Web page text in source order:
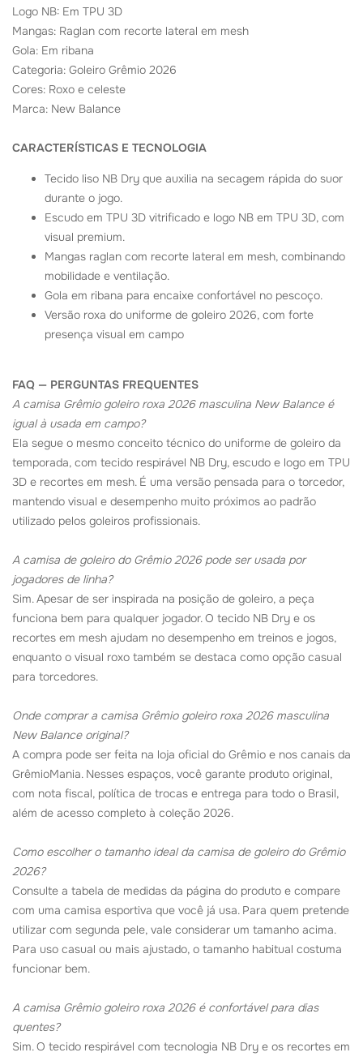
Logo NB: Em TPU 3D
Mangas: Raglan com recorte lateral em mesh
Gola: Em ribana
Categoria: Goleiro Grêmio 2026
Cores: Roxo e celeste
Marca: New Balance
CARACTERÍSTICAS E TECNOLOGIA
Tecido liso NB Dry que auxilia na secagem rápida do suor
durante o jogo.
Escudo em TPU 3D vitrificado e logo NB em TPU 3D, com
visual premium.
Mangas raglan com recorte lateral em mesh, combinando
mobilidade e ventilação.
Gola em ribana para encaixe confortável no pescoço.
Versão roxa do uniforme de goleiro 2026, com forte
presença visual em campo
FAQ — PERGUNTAS FREQUENTES
A camisa Grêmio goleiro roxa 2026 masculina New Balance é
igual à usada em campo?
Ela segue o mesmo conceito técnico do uniforme de goleiro da
temporada, com tecido respirável NB Dry, escudo e logo em TPU
3D e recortes em mesh. É uma versão pensada para o torcedor,
mantendo visual e desempenho muito próximos ao padrão
utilizado pelos goleiros profissionais.
A camisa de goleiro do Grêmio 2026 pode ser usada por
jogadores de linha?
Sim. Apesar de ser inspirada na posição de goleiro, a peça
funciona bem para qualquer jogador. O tecido NB Dry e os
recortes em mesh ajudam no desempenho em treinos e jogos,
enquanto o visual roxo também se destaca como opção casual
para torcedores.
Onde comprar a camisa Grêmio goleiro roxa 2026 masculina
New Balance original?
A compra pode ser feita na loja oficial do Grêmio e nos canais da
GrêmioMania. Nesses espaços, você garante produto original,
com nota fiscal, política de trocas e entrega para todo o Brasil,
além de acesso completo à coleção 2026.
Como escolher o tamanho ideal da camisa de goleiro do Grêmio
2026?
Consulte a tabela de medidas da página do produto e compare
com uma camisa esportiva que você já usa. Para quem pretende
utilizar com segunda pele, vale considerar um tamanho acima.
Para uso casual ou mais ajustado, o tamanho habitual costuma
funcionar bem.
A camisa Grêmio goleiro roxa 2026 é confortável para dias
quentes?
Sim. O tecido respirável com tecnologia NB Dry e os recortes em